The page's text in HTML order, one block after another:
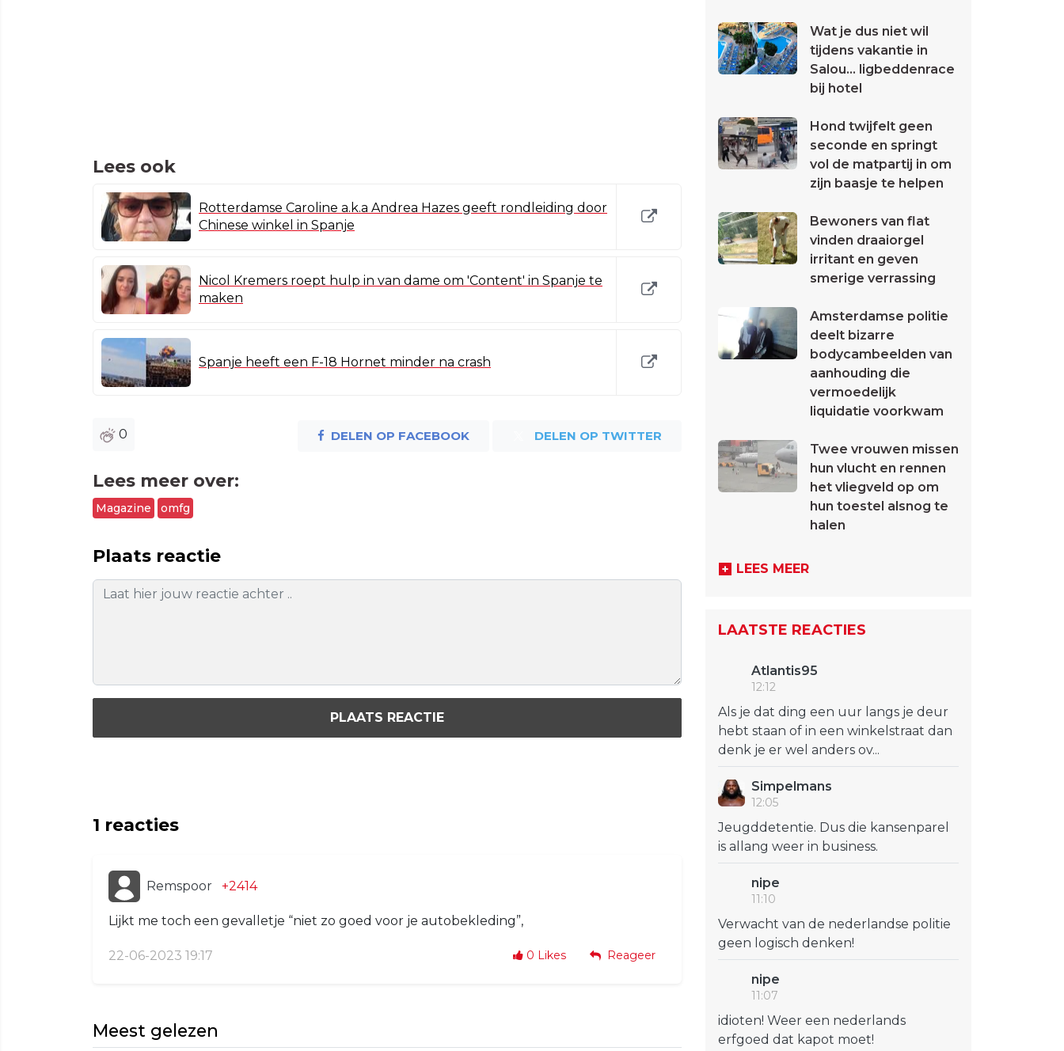
Lees ook
Rotterdamse Caroline a.k.a Andrea Hazes geeft rondleiding door
Chinese winkel in Spanje
Nicol Kremers roept hulp in van dame om 'Content' in Spanje te
maken
Spanje heeft een F-18 Hornet minder na crash
0 DELEN OP FACEBOOK DELEN OP TWITTER
Lees meer over:
Magazine omfg
Plaats reactie
PLAATS REACTIE
1 reacties
Remspoor +2414
Lijkt me toch een gevalletje “niet zo goed voor je autobekleding”,
22-06-2023 19:17 0 Likes Reageer
Meest gelezen
Wat je dus niet wil
tijdens vakantie in
Salou... ligbeddenrace
bij hotel
Hond twijfelt geen
seconde en springt
vol de matpartij in om
zijn baasje te helpen
Bewoners van flat
vinden draaiorgel
irritant en geven
smerige verrassing
Amsterdamse politie
deelt bizarre
bodycambeelden van
aanhouding die
vermoedelijk
liquidatie voorkwam
Twee vrouwen missen
hun vlucht en rennen
het vliegveld op om
hun toestel alsnog te
halen
LEES MEER
LAATSTE REACTIES
Atlantis95
12:12
Als je dat ding een uur langs je deur
hebt staan of in een winkelstraat dan
denk je er wel anders ov...
Simpelmans
12:05
Jeugddetentie. Dus die kansenparel
is allang weer in business.
nipe
11:10
Verwacht van de nederlandse politie
geen logisch denken!
nipe
11:07
idioten! Weer een nederlands
erfgoed dat kapot moet!